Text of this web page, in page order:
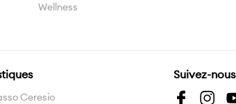
Wellness
Ceresio
Suivez-